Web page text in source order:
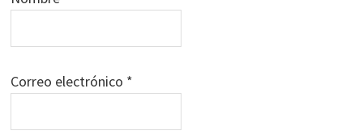
Correo electrónico *